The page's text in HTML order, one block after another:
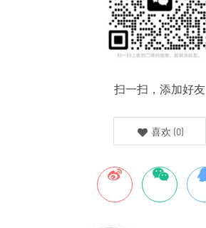
扫一扫，添加好友
喜欢 (0)